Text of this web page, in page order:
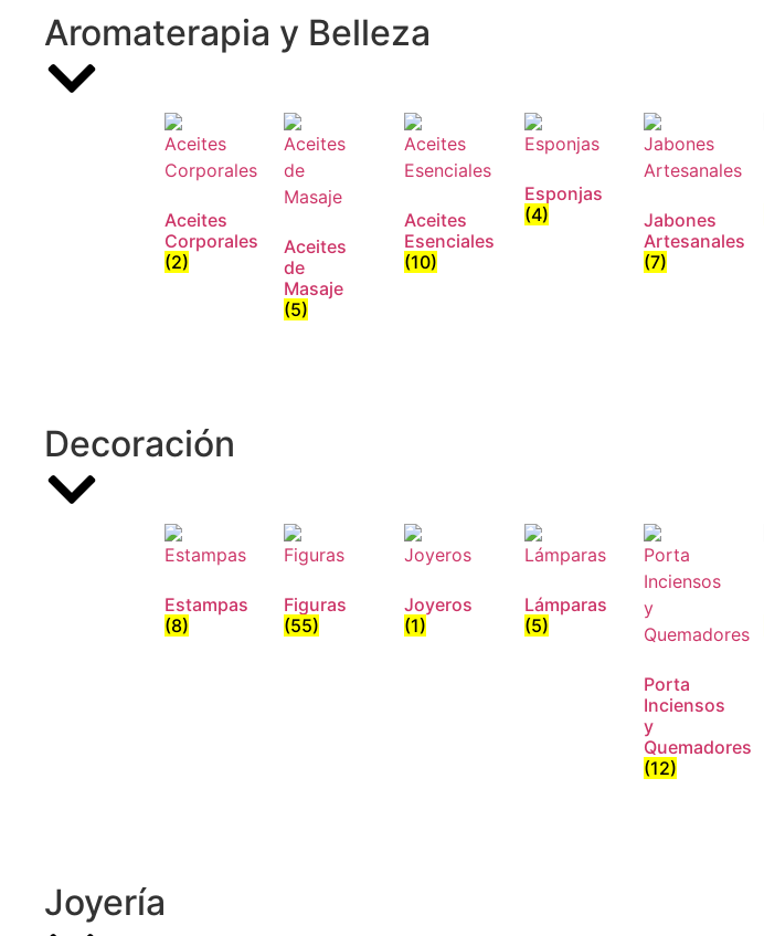
Aromaterapia y Belleza
Aceites
Corporales
(2)
Aceites
de
Masaje
(5)
Aceites
Esenciales
(10)
Esponjas
(4)
Jabones
Artesanales
(7)
Decoración
Estampas
(8)
Figuras
(55)
Joyeros
(1)
Lámparas
(5)
Porta
Inciensos
y
Quemadores
(12)
Joyería